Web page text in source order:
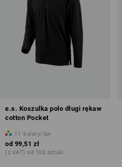
e.s. Koszulka polo długi rękaw
cotton Pocket
11 kolory/ów
od 99,51 zł
(z VAT) od 100 sztuki